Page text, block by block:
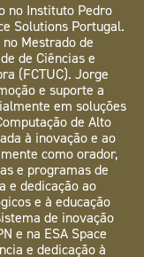
no Instituto Pedro
Solutions Portugal.
Mestrado de
de Ciências e
(FCTUC). Jorge
e suporte a
em soluções
de Alto
à inovação e ao
como orador,
e programas de
e dedicação ao
e à educação
de inovação
e na ESA Space
e dedicação à